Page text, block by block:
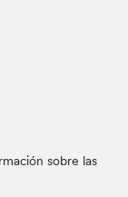
sobre las